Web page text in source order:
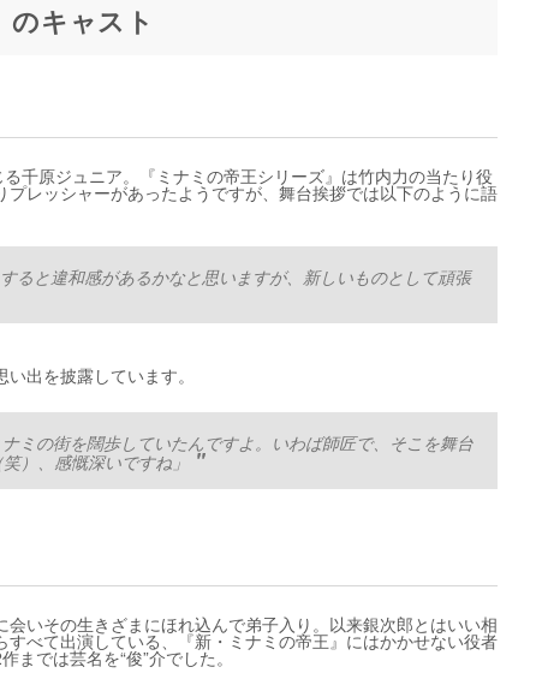
のキャスト
千原ジュニア。『ミナミの帝王シリーズ』は竹内力の当たり役
レッシャーがあったようですが、舞台挨拶では以下のように語
ると違和感があるかなと思いますが、新しいものとして頑張
出を披露しています。
ミの街を闊歩していたんですよ。いわば師匠で、そこを舞台
）、感慨深いですね」
いその生きざまにほれ込んで弟子入り。以来銀次郎とはいい相
べて出演している、『新・ミナミの帝王』にはかかせない役者
までは芸名を“俊”介でした。